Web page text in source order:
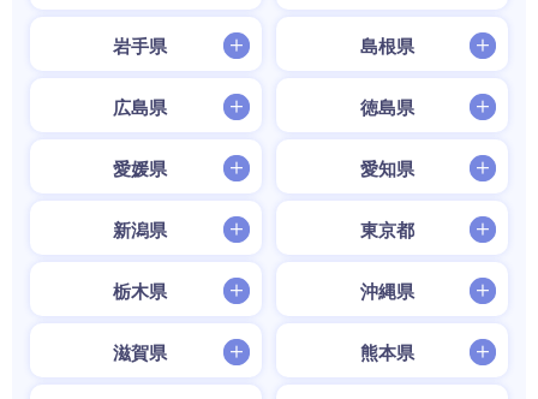
岩手県 島根県
広島県 徳島県
愛媛県 愛知県
新潟県 東京都
栃木県 沖縄県
滋賀県 熊本県